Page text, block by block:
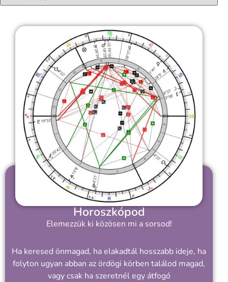
Horoszkópod
Elemezzük ki közösen mi a sorsod!
Ha keresed önmagad, ha elakadtál hosszabb ideje, ha
folyton ugyan abban az ördögi körben találod magad,
vagy csak ha szeretnél egy átfogó